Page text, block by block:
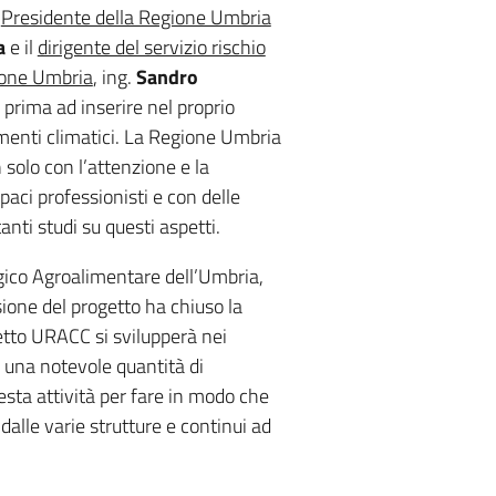
Presidente della Regione Umbria
e il dirigente del servizio rischio
Umbria, ing.Sandro
ad inserire nel proprio
climatici. La Regione Umbria
con l’attenzione e la
professionisti e con delle
studi su questi aspetti.
Agroalimentare dell’Umbria,
del progetto ha chiuso la
URACC si svilupperà nei
notevole quantità di
attività per fare in modo che
varie strutture e continui ad